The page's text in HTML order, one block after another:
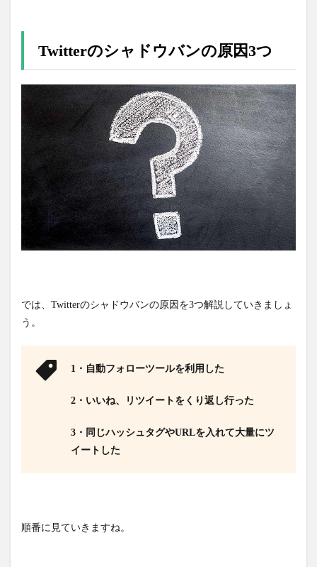
Twitterのシャドウバンの原因3つ
では、Twitterのシャドウバンの原因を3つ解説していきましょ
う。
1・自動フォローツールを利用した
2・いいね、リツイートをくり返し行った
3・同じハッシュタグやURLを入れて大量にツ
イートした
順番に見ていきますね。